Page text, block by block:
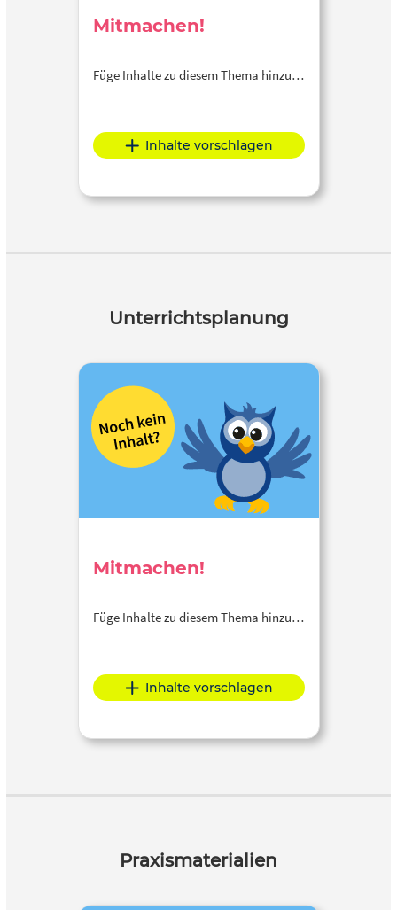
Mitmachen!
Füge Inhalte zu diesem Thema hinzu…
Inhalte vorschlagen
Unterrichtsplanung
Mitmachen!
Füge Inhalte zu diesem Thema hinzu…
Inhalte vorschlagen
Praxismaterialien